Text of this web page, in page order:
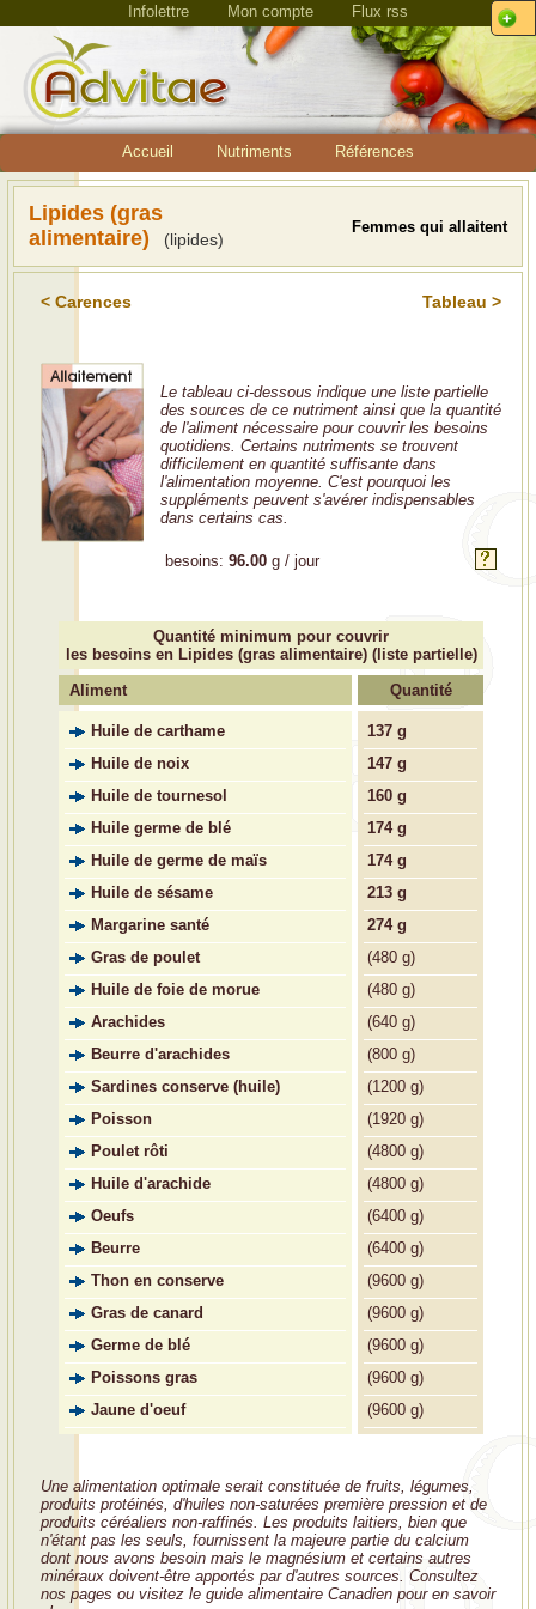
Infolettre Mon compte Flux rss
Accueil Nutriments Références
Lipides (gras
alimentaire)
(lipides)
Femmes qui allaitent
< Carences Tableau >
Le tableau ci-dessous indique une liste partielle
des sources de ce nutriment ainsi que la quantité
de l'aliment nécessaire pour couvrir les besoins
quotidiens. Certains nutriments se trouvent
difficilement en quantité suffisante dans
l'alimentation moyenne. C'est pourquoi les
suppléments peuvent s'avérer indispensables
dans certains cas.
besoins: 96.00 g / jour
Quantité minimum pour couvrir
les besoins en Lipides (gras alimentaire) (liste partielle)
Aliment
Quantité
Huile de carthame
Huile de noix
Huile de tournesol
Huile germe de blé
Huile de germe de maïs
Huile de sésame
Margarine santé
Gras de poulet
Huile de foie de morue
Arachides
Beurre d'arachides
Sardines conserve (huile)
Poisson
Poulet rôti
Huile d'arachide
Oeufs
Beurre
Thon en conserve
Gras de canard
Germe de blé
Poissons gras
Jaune d'oeuf
137 g
147 g
160 g
174 g
174 g
213 g
274 g
(480 g)
(480 g)
(640 g)
(800 g)
(1200 g)
(1920 g)
(4800 g)
(4800 g)
(6400 g)
(6400 g)
(9600 g)
(9600 g)
(9600 g)
(9600 g)
(9600 g)
Une alimentation optimale serait constituée de fruits, légumes,
produits protéinés, d'huiles non-saturées première pression et de
produits céréaliers non-raffinés. Les produits laitiers, bien que
n'étant pas les seuls, fournissent la majeure partie du calcium
dont nous avons besoin mais le magnésium et certains autres
minéraux doivent-être apportés par d'autres sources. Consultez
nos pages ou visitez le guide alimentaire Canadien pour en savoir